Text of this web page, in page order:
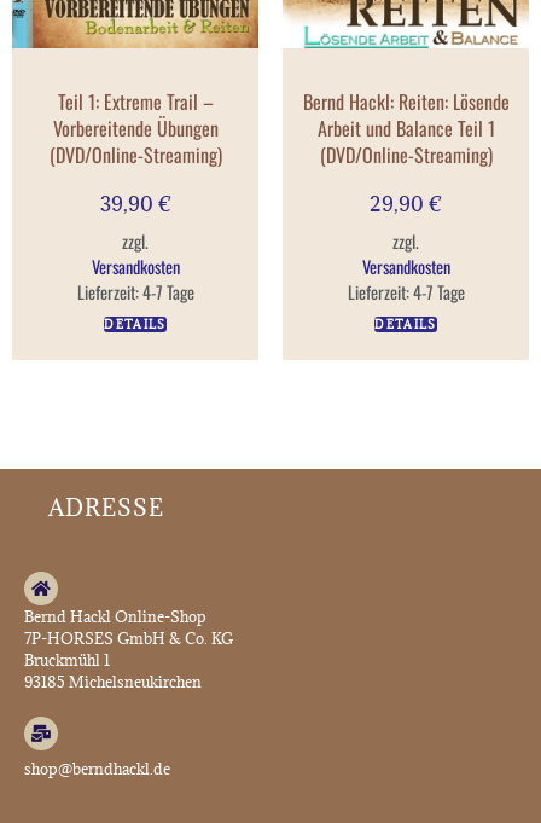
Teil 1: Extreme Trail –
Vorbereitende Übungen
(DVD/Online-Streaming)
39,90 €
zzgl.
Versandkosten
Lieferzeit:4-7 Tage
DETAILS
Bernd Hackl: Reiten: Lösende
Arbeit und Balance Teil 1
(DVD/Online-Streaming)
29,90 €
zzgl.
Versandkosten
Lieferzeit:4-7 Tage
DETAILS
ADRESSE
Bernd Hackl Online-Shop
7P-HORSES GmbH & Co. KG
Bruckmühl 1
93185 Michelsneukirchen
shop@berndhackl.de